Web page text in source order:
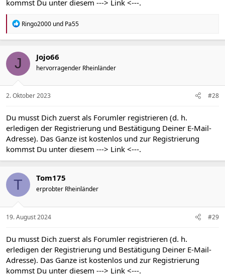
kommst Du unter diesem ---> Link <---.
R
a
t
e
n
Ringo2000 und Pa55
J Jojo66
hervorragender Rheinländer
2. Oktober 2023 #28
Du musst Dich zuerst als Forumler registrieren (d. h.
erledigen der Registrierung und Bestätigung Deiner E-Mail-
Adresse). Das Ganze ist kostenlos und zur Registrierung
kommst Du unter diesem ---> Link <---.
T Tom175
erprobter Rheinländer
19. August 2024 #29
Du musst Dich zuerst als Forumler registrieren (d. h.
erledigen der Registrierung und Bestätigung Deiner E-Mail-
Adresse). Das Ganze ist kostenlos und zur Registrierung
kommst Du unter diesem ---> Link <---.